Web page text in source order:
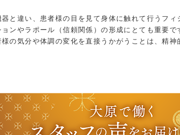
と違い、患者様の目を見て身体に触れて行うフィ
ョンやラポール（信頼関係）の形成にとても重要で
様の気分や体調の変化を直接うかがうことは、精神